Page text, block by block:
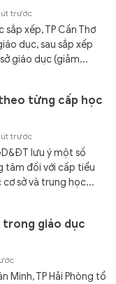
trước
sắp xếp, TP Cần Thơ
dục, sau sắp xếp
giáo dục (giảm...
từng cấp học
trước
lưu ý một số
tâm đối với cấp tiểu
sở và trung học...
trong giáo dục
Minh, TP Hải Phòng tổ